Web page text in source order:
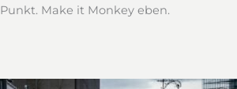
Punkt. Make it Monkey eben.